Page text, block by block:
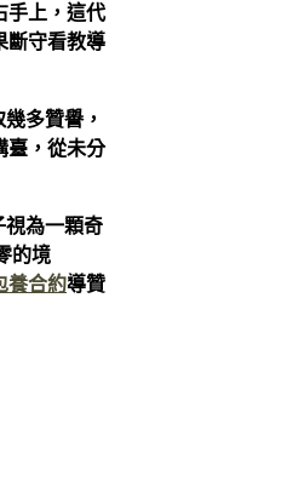
手上，這代
斷守看教導
多贊譽，
臺，從未分
視為一顆奇
的境
養合約導贊